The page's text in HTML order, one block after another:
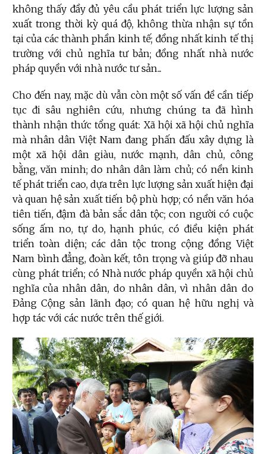
không thấy đầy đủ yêu cầu phát triển lực lượng sản
xuất trong thời kỳ quá độ, không thừa nhận sự tồn
tại của các thành phần kinh tế; đồng nhất kinh tế thị
trường với chủ nghĩa tư bản; đồng nhất nhà nước
pháp quyền với nhà nước tư sản...
Cho đến nay, mặc dù vẫn còn một số vấn đề cần tiếp
tục đi sâu nghiên cứu, nhưng chúng ta đã hình
thành nhận thức tổng quát: Xã hội xã hội chủ nghĩa
mà nhân dân Việt Nam đang phấn đấu xây dựng là
một xã hội dân giàu, nước mạnh, dân chủ, công
bằng, văn minh; do nhân dân làm chủ; có nền kinh
tế phát triển cao, dựa trên lực lượng sản xuất hiện đại
và quan hệ sản xuất tiến bộ phù hợp; có nền văn hóa
tiên tiến, đậm đà bản sắc dân tộc; con người có cuộc
sống ấm no, tự do, hạnh phúc, có điều kiện phát
triển toàn diện; các dân tộc trong cộng đồng Việt
Nam bình đẳng, đoàn kết, tôn trọng và giúp đỡ nhau
cùng phát triển; có Nhà nước pháp quyền xã hội chủ
nghĩa của nhân dân, do nhân dân, vì nhân dân do
Đảng Cộng sản lãnh đạo; có quan hệ hữu nghị và
hợp tác với các nước trên thế giới.